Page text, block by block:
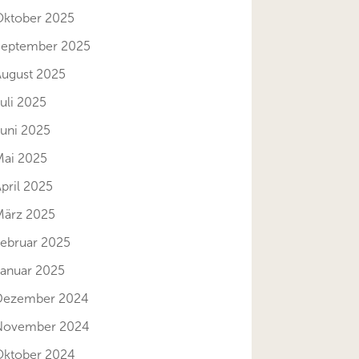
2025
2025
2025
2025
2025
2025
2025
2025
2025
2025
2024
2024
2024